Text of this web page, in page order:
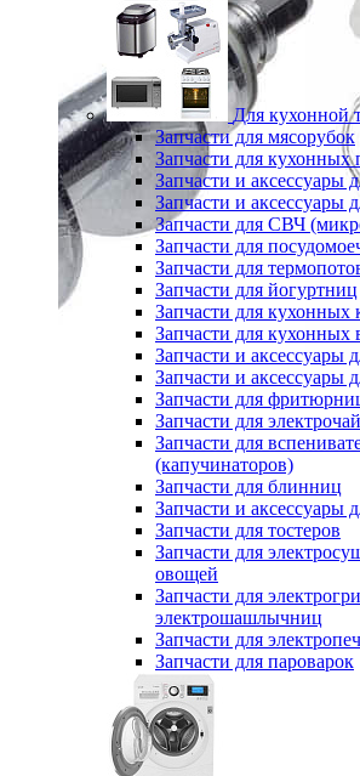
Для кухонной
Запчасти для мясорубок
Запчасти для кухонных
Запчасти и аксессуары
Запчасти и аксессуары
Запчасти для СВЧ
Запчасти для
Запчасти для
Запчасти для йогуртниц
Запчасти для
Запчасти для кухонных
Запчасти и аксессуары
Запчасти и аксессуары
Запчасти для
Запчасти для
Запчасти для
(капучинаторов)
Запчасти для блинниц
Запчасти и аксессуары
Запчасти для тостеров
Запчасти для
овощей
Запчасти для
электрошашлычниц
Запчасти для
Запчасти для пароварок